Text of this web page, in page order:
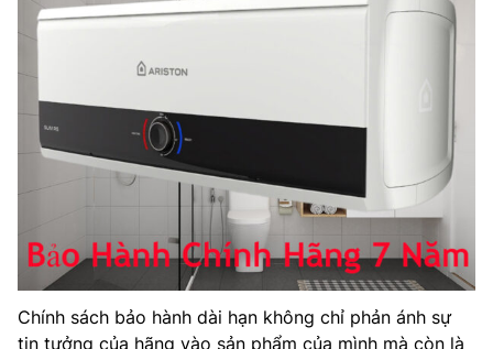
Chính sách bảo hành dài hạn không chỉ phản ánh sự
tin tưởng của hãng vào sản phẩm của mình mà còn là